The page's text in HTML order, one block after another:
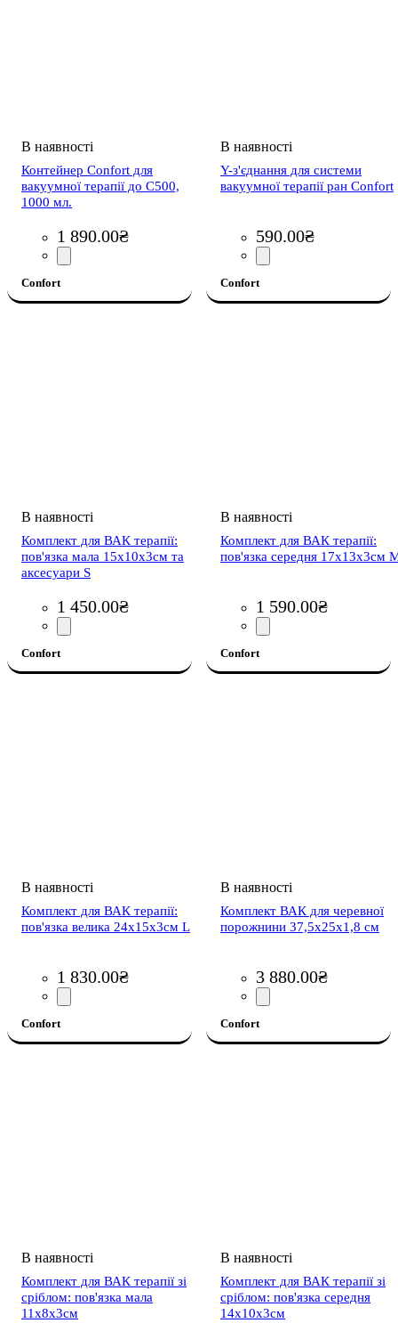
Контейнер Confort для
вакуумної терапії до С500,
1000 мл.
1 890.00₴
Confort
Y-з'єднання для системи
вакуумної терапії ран Confort
590.00₴
Confort
Комплект для ВАК терапії:
пов'язка мала 15х10х3см та
аксесуари S
1 450.00₴
Confort
Комплект для ВАК терапії:
пов'язка середня 17х13х3см
1 590.00₴
Confort
Комплект для ВАК терапії:
пов'язка велика 24х15х3см L
1 830.00₴
Confort
Комплект ВАК для черевної
порожнини 37,5х25х1,8 см
3 880.00₴
Confort
Комплект для ВАК терапії зі
сріблом: пов'язка мала
11х8х3см
Комплект для ВАК терапії зі
сріблом: пов'язка середня
14х10х3см